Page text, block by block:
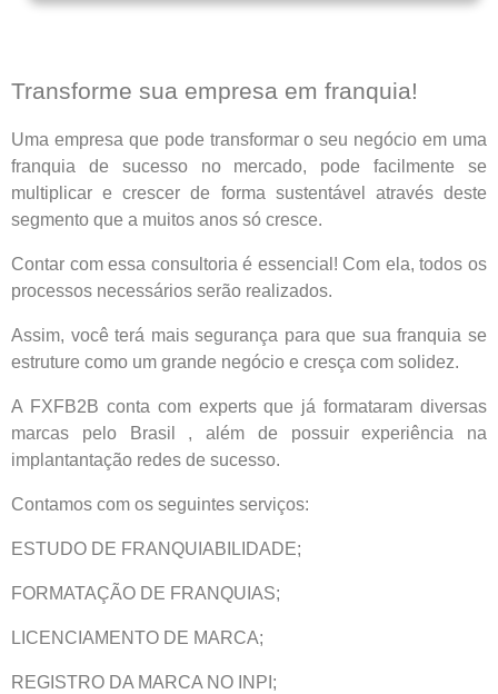
Transforme sua empresa em franquia!
Uma empresa que pode transformar o seu negócio em uma
franquia de sucesso no mercado, pode facilmente se
multiplicar e crescer de forma sustentável através deste
segmento que a muitos anos só cresce.
Contar com essa consultoria é essencial! Com ela, todos os
processos necessários serão realizados.
Assim, você terá mais segurança para que sua franquia se
estruture como um grande negócio e cresça com solidez.
A FXFB2B conta com experts que já formataram diversas
marcas pelo Brasil , além de possuir experiência na
implantantação redes de sucesso.
Contamos com os seguintes serviços:
ESTUDO DE FRANQUIABILIDADE;
FORMATAÇÃO DE FRANQUIAS;
LICENCIAMENTO DE MARCA;
REGISTRO DA MARCA NO INPI;